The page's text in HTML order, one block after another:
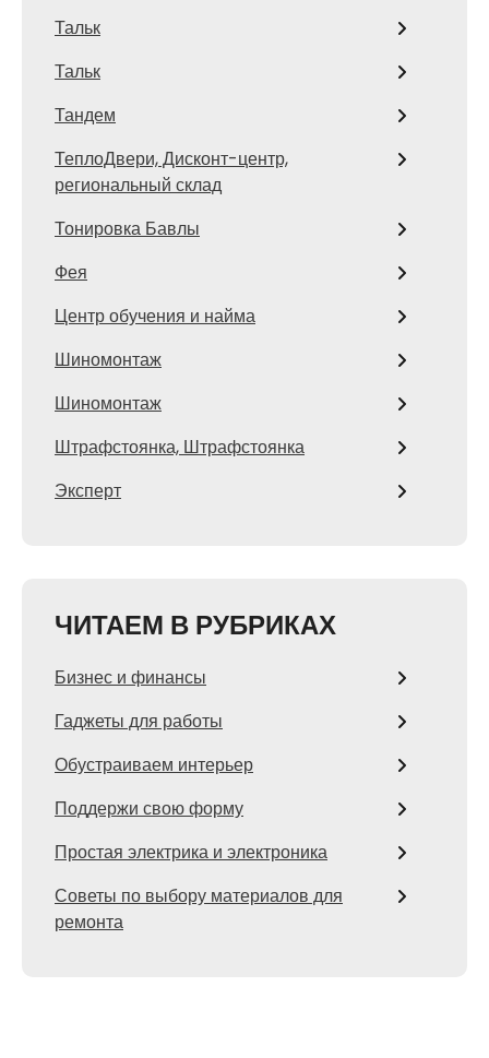
Тальк
Тальк
Тандем
ТеплоДвери, Дисконт-центр,
региональный склад
Тонировка Бавлы
Фея
Центр обучения и найма
Шиномонтаж
Шиномонтаж
Штрафстоянка, Штрафстоянка
Эксперт
ЧИТАЕМ В РУБРИКАХ
Бизнес и финансы
Гаджеты для работы
Обустраиваем интерьер
Поддержи свою форму
Простая электрика и электроника
Советы по выбору материалов для
ремонта